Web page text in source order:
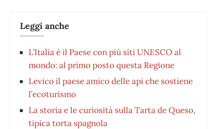
Leggi anche
L’Italia è il Paese con più siti UNESCO al
mondo: al primo posto questa Regione
Levico il paese amico delle api che sostiene
l’ecoturismo
La storia e le curiosità sulla Tarta de Queso,
tipica torta spagnola